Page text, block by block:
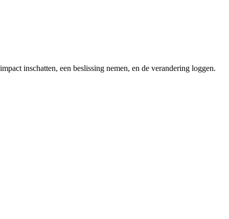
inschatten, een beslissing nemen, en de verandering loggen.